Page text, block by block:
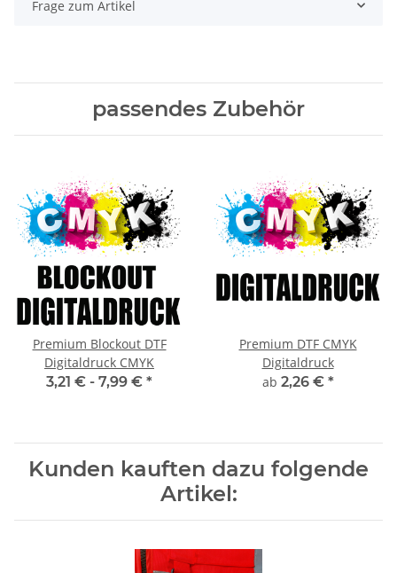
Frage zum Artikel
passendes Zubehör
Premium Blockout DTF
Digitaldruck CMYK
3,21 € - 7,99 € *
Premium DTF CMYK
Digitaldruck
ab 2,26 € *
Kunden kauften dazu folgende
Artikel: